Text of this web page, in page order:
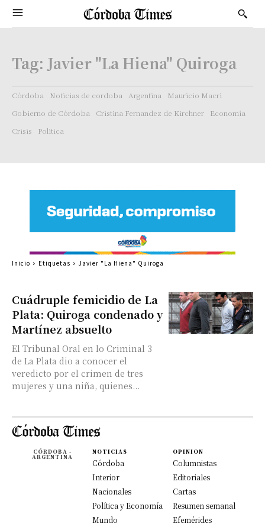
Tag: Javier "La Hiena" Quiroga
Córdoba Noticias de cordoba Argentina
Mauricio Macri
Gobierno de Córdoba
Cristina Fernandez de Kirchner
Economía
Crisis
Politica
Cuádruple femicidio de La
Plata: Quiroga condenado y
Martínez absuelto
El Tribunal Oral en lo Criminal 3
de La Plata dio a conocer el
veredicto por el crimen de tres
mujeres y una niña, quienes...
Inicio Etiquetas Javier "La Hiena" Quiroga
CÓRDOBA -
ARGENTINA
NOTICIAS
Córdoba
Interior
Nacionales
Política y Economía
Mundo
OPINION
Columnistas
Editoriales
Cartas
Resumen semanal
Efemérides